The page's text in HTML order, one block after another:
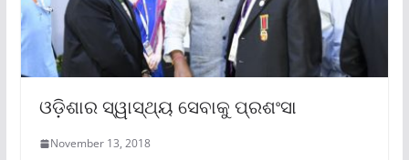
ଓଡ଼ିଶାର ସ୍ୱାସ୍ଥ୍ୟ ସେବାକୁ ପ୍ରଶଂସା
November 13, 2018